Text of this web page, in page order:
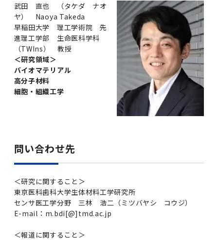
武田 直也 （タケダ ナオ
ヤ） Naoya Takeda
早稲田大学 理工学術院 先
進理工学部 生命医科学科
（TWIns） 教授
＜研究領域＞
バイオマテリアル
高分子材料
細胞・組織工学
問い合わせ先
＜研究に関すること＞
東京医科歯科大学生体材料工学研究所
センサ医工学分野 三林 浩二（ミツバヤシ コウジ）
E-mail：m.bdi[@]tmd.ac.jp
＜報道に関すること＞